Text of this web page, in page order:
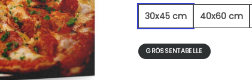
30x45 cm
40x60 cm
GRÖSSENTABELLE